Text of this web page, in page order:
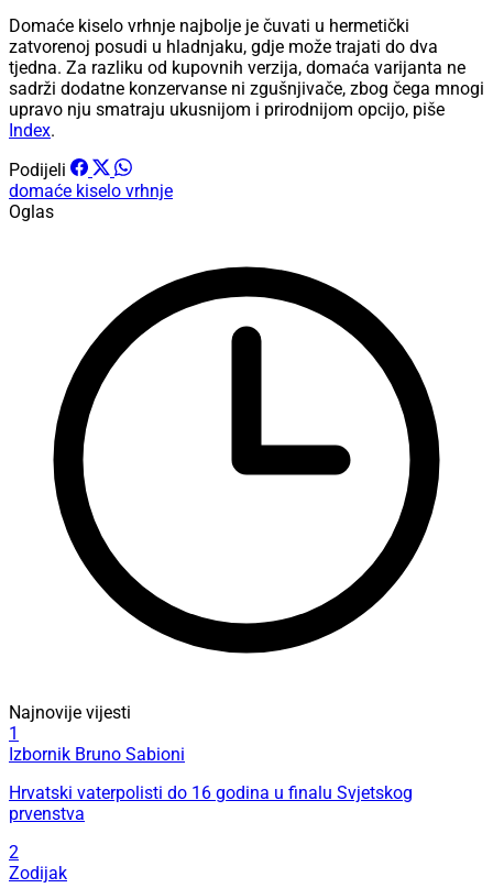
Domaće kiselo vrhnje najbolje je čuvati u hermetički
zatvorenoj posudi u hladnjaku, gdje može trajati do dva
tjedna. Za razliku od kupovnih verzija, domaća varijanta ne
sadrži dodatne konzervanse ni zgušnjivače, zbog čega mnogi
upravo nju smatraju ukusnijom i prirodnijom opcijo, piše
Index.
Podijeli
domaće kiselo vrhnje
Oglas
Najnovije vijesti
1
Izbornik Bruno Sabioni
Hrvatski vaterpolisti do 16 godina u finalu Svjetskog
prvenstva
2
Zodijak